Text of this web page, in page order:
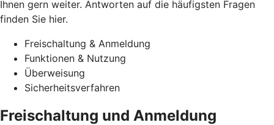
Ihnen gern weiter. Antworten auf die häufigsten Fragen
finden Sie hier.
Freischaltung & Anmeldung
Funktionen & Nutzung
Überweisung
Sicherheitsverfahren
Freischaltung und Anmeldung